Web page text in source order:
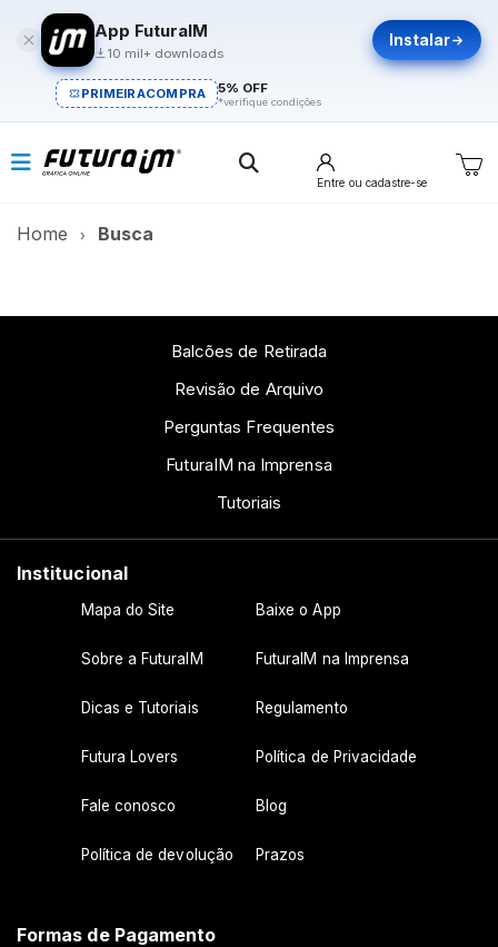
App FuturaIM
10 mil+ downloads
Instalar
PRIMEIRACOMPRA 5% OFF
*verifique condições
Entre ou cadastre-se
Home Busca
Balcões de Retirada
Revisão de Arquivo
Perguntas Frequentes
FuturaIM na Imprensa
Tutoriais
Institucional
Mapa do Site Baixe o App
Sobre a FuturaIM FuturaIM na Imprensa
Dicas e Tutoriais Regulamento
Futura Lovers Política de Privacidade
Fale conosco Blog
Política de devolução Prazos
Formas de Pagamento